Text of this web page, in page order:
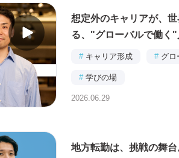
想定外のキャリアが、
る、"グローバルで働く"
# キャリア形成 # グロ
# 学びの場
2026.06.29
地方転勤は、挑戦の舞